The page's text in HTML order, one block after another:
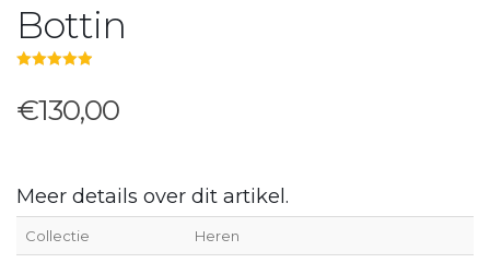
Bottin
€130,00
Meer details over dit artikel.
Collectie Heren